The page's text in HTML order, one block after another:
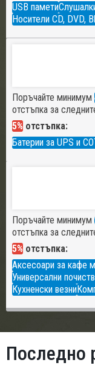
USB памети
Носители CD, DVD,
Поръчайте минимум
отстъпка за
5% отстъпка:
Батерии за UPS и
Поръчайте минимум
отстъпка за
5% отстъпка:
Аксесоари за кафе
Универсални
Кухненски везни
Последно